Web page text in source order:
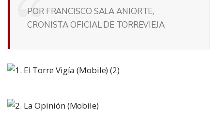
POR FRANCISCO SALA ANIORTE,
CRONISTA OFICIAL DE TORREVIEJA